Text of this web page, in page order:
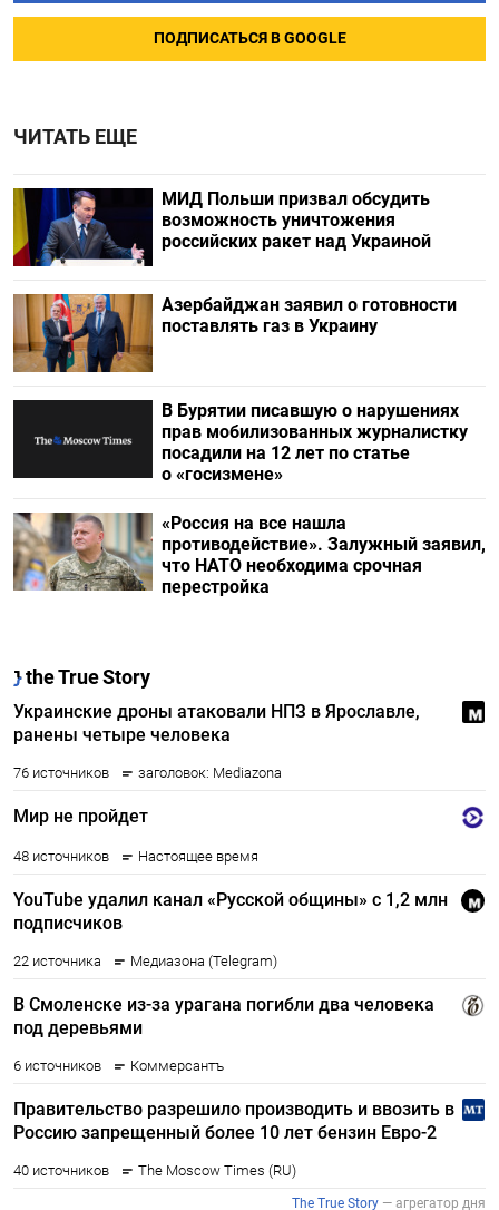
ПОДПИСАТЬСЯ В GOOGLE
ЧИТАТЬ ЕЩЕ
МИД Польши призвал обсудить
возможность уничтожения
российских ракет над Украиной
Азербайджан заявил о готовности
поставлять газ в Украину
В Бурятии писавшую о нарушениях
прав мобилизованных журналистку
посадили на 12 лет по статье
о «госизмене»
«Россия на все нашла
противодействие». Залужный заявил,
что НАТО необходима срочная
перестройка